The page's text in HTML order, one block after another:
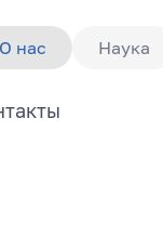
О нас Наука